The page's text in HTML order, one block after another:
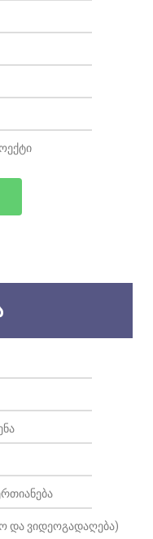
ᲕᲘᲓᲔᲝᲒᲐᲓᲐᲦᲔᲑᲐ)